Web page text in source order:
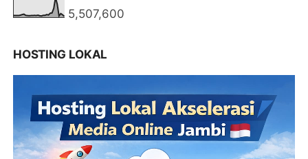
5,507,600
HOSTING LOKAL